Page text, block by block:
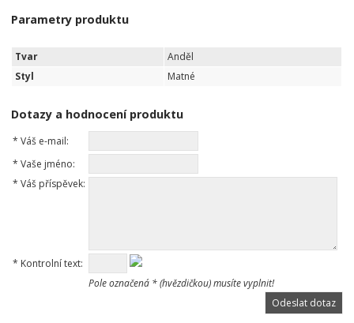
Parametry produktu
Tvar
Anděl
Styl
Matné
Dotazy a hodnocení produktu
* Váš e-mail:
* Vaše jméno:
* Váš příspěvek:
* Kontrolní text:
Pole označená * (hvězdičkou) musíte vyplnit!